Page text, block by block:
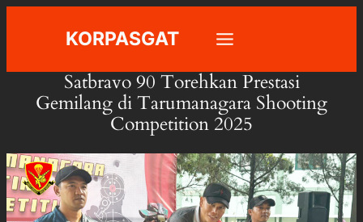
KORPASGAT
Satbravo 90 Torehkan Prestasi
Gemilang di Tarumanagara Shooting
Competition 2025